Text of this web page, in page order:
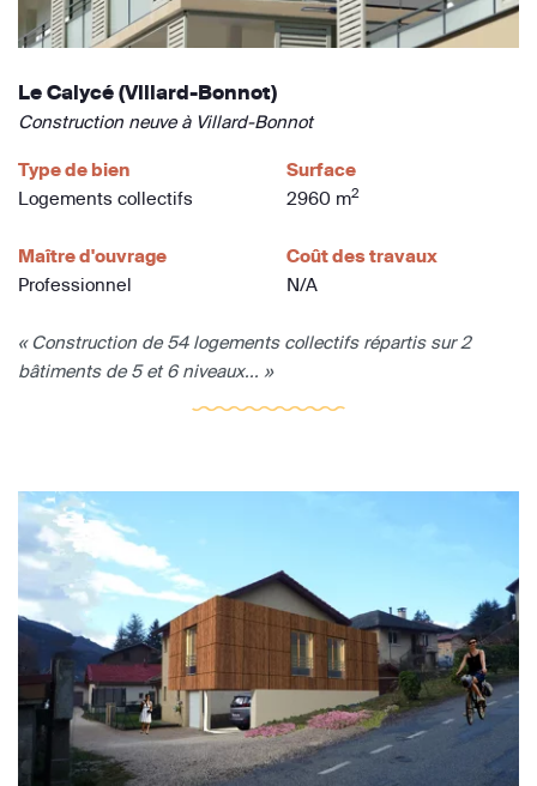
Le Calycé (Villard-Bonnot)
Construction neuve à Villard-Bonnot
Type de bien
Logements collectifs
Surface
2960 m2
Maître d'ouvrage
Professionnel
Coût des travaux
N/A
« Construction de 54 logements collectifs répartis sur 2
bâtiments de 5 et 6 niveaux... »